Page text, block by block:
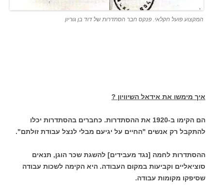
המקצוע פועל חקלאי. פנקס חבר הסתדרות של דוד בן גוריון
איך מימשו את אידאל השיוויון ?
הם הקימו ב-1920 את ההסתדרות. כחברים בהסתדרות יכלו
להתקבל רק אנשים "החיים על יגיעם מבלי לנצל עבודת זולתם".
ההסתדרות לחמה [נגד מעבידים] להשגת שכר הוגן, תנאים
סוציאליים וקביעות במקום העבודה. היא הקימה לשכות עבודה
שסיפקו מקומות עבודה.